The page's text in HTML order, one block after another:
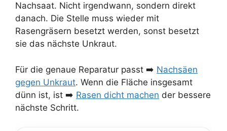
Nachsaat. Nicht irgendwann, sondern direkt
danach. Die Stelle muss wieder mit
Rasengräsern besetzt werden, sonst besetzt
sie das nächste Unkraut.
Für die genaue Reparatur passt ➡️ Nachsäen
gegen Unkraut. Wenn die Fläche insgesamt
dünn ist, ist ➡️ Rasen dicht machen der bessere
nächste Schritt.